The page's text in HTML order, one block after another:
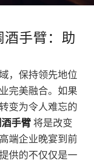
手臂：助
，保持领先地位
完美融合。如果
变为令人难忘的
手臂 将是改变
端企业晚宴到前
供的不仅仅是一